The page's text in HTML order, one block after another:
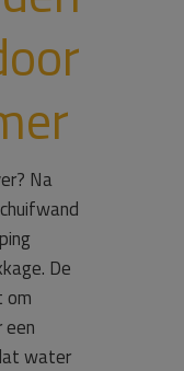
Na
De
om
een
water